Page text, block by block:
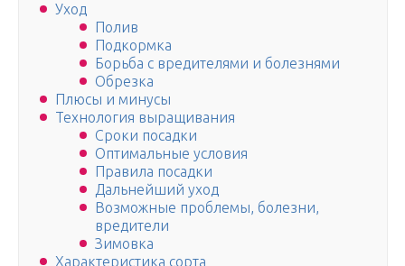
Уход
Полив
Подкормка
Борьба с вредителями и болезнями
Обрезка
Плюсы и минусы
Технология выращивания
Сроки посадки
Оптимальные условия
Правила посадки
Дальнейший уход
Возможные проблемы, болезни,
вредители
Зимовка
Характеристика сорта